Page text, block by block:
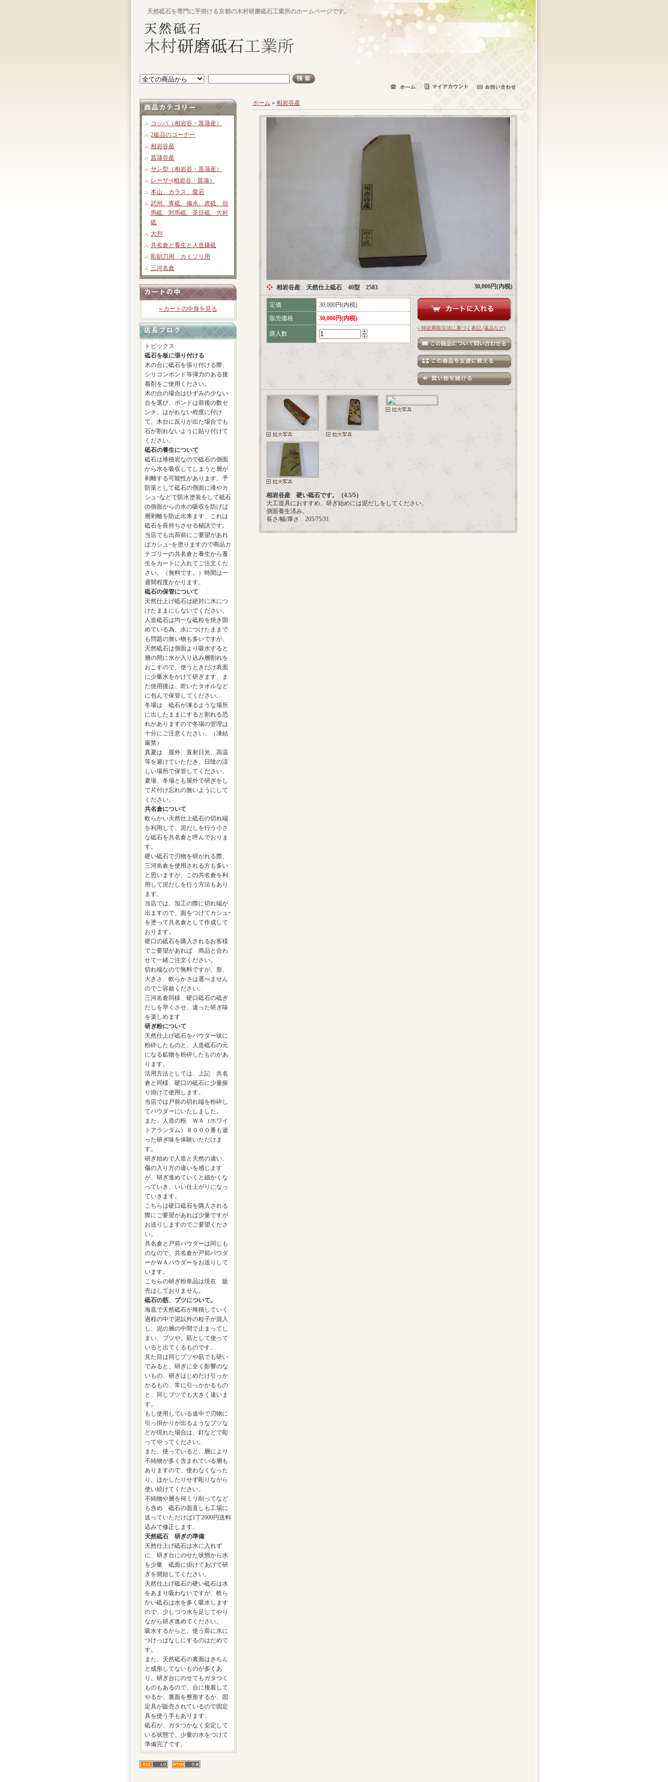
天然砥石を専門に手掛ける京都の木村研磨砥石工業所のホームページです。
コッパ（相岩谷・菖蒲産）
2級品のコーナー
相岩谷産
菖蒲谷産
サン型（相岩谷・菖蒲産）
レーザｰ(相岩谷・菖蒲）
本山、カラス、愛宕
武州、青砥、備水、虎砥、但
馬砥、対馬砥、茶目砥、大村
砥
大判
共名倉と養生と人造鎌砥
彫刻刀用 カミソリ用
三河名倉
» カートの中身を見る
トピックス
砥石を板に張り付ける
木の台に砥石を張り付ける際、
シリコンボンド等弾力のある接
着剤をご使用ください。
木の台の場合はひずみの少ない
台を選び、ボンドは前後の数セ
ンチ、はがれない程度に付け
て、木台に反りが出た場合でも
石が割れないように貼り付けて
ください。
砥石の養生について
砥石は堆積岩なので砥石の側面
から水を吸収してしまうと層が
剥離する可能性があります。予
防策として砥石の側面に漆やカ
シュｰなどで防水塗装をして砥石
の側面からの水の吸収を防げば
層剥離を防止出来ます、これは
砥石を長持ちさせる秘訣です。
当店でも出荷前にご要望があれ
ばカシュｰを塗りますので商品カ
テゴリーの共名倉と養生から養
生をカートに入れてご注文くだ
さい。（無料です。）時間は一
週間程度かかります。
砥石の保管について
天然仕上げ砥石は絶対に水につ
けたままにしないでください。
人造砥石は均一な砥粒を焼き固
めている為、水につけたままで
も問題の無い物も多いですが、
天然砥石は側面より吸水すると
層の間に水が入り込み層割れを
おこすので、使うときだけ表面
に少量水をかけて研ぎます、ま
た使用後は、乾いたタオルなど
に包んで保管してください。
冬場は 砥石が凍るような場所
に出したままにすると割れる恐
れがありますので冬場の管理は
十分にご注意ください。（凍結
厳禁）
真夏は 屋外、直射日光、高温
等を避けていただき、日陰の涼
しい場所で保管してください。
夏場、冬場とも屋外で研ぎをし
て片付け忘れの無いようにして
ください。
共名倉について
軟らかい天然仕上砥石の切れ端
を利用して、泥だしを行う小さ
な砥石を共名倉と呼んでおりま
す。
硬い砥石で刃物を研がれる際、
三河名倉を使用される方も多い
と思いますが、この共名倉を利
用して泥だしを行う方法もあり
ます。
当店では、加工の際に切れ端が
出ますので、面をつけてカシュｰ
を塗って共名倉として作成して
おります。
硬口の砥石を購入されるお客様
でご要望があれば 商品と合わ
せて一緒ご注文ください。
切れ端なので無料ですが、形、
大きさ、軟らかさは選べません
のでご容赦ください。
三河名倉同様、硬口砥石の砥ぎ
だしを早くさせ、違った研ぎ味
を楽しめます
研ぎ粉について
天然仕上げ砥石をパウダー状に
粉砕したものと、人造砥石の元
になる鉱物を粉砕したものがあ
ります。
活用方法としては、上記 共名
倉と同様、硬口の砥石に少量振
り掛けて使用します。
当店では戸前の切れ端を粉砕し
てパウダーにいたしました。
また、人造の粉 ＷＡ（ホワイ
トアランダム）８０００番も違
った研ぎ味を体験いただけま
す。
研ぎ始めで人造と天然の違い、
傷の入り方の違いを感じます
が、研ぎ進めていくと細かくな
っていき、いい仕上がりになっ
ていきます。
こちらは硬口砥石を購入される
際にご要望があれば少量ですが
お送りしますのでご要望くださ
い。
共名倉と戸前パウダーは同じも
のなので、共名倉か戸前パウダ
ーかＷＡパウダーをお送りして
います。
こちらの研ぎ粉単品は現在 販
売はしておりません。
砥石の筋、ブツについて。
海底で天然砥石が堆積していく
過程の中で泥以外の粒子が混入
し、泥の層の中間で止まってし
まい、ブツや、筋として使って
いると出てくるものです。
見た目は同じブツや筋でも研い
でみると、研ぎに全く影響のな
いもの、研ぎはじめだけ引っか
かるもの、常に引っかかるもの
と、同じブツでも大きく違いま
す。
もし使用している途中で刃物に
引っ掛かりが出るようなブツな
どが現れた場合は、釘などで彫
ってやってください。
また、使っていると、層により
不純物が多く含まれている層も
ありますので、使わなくなった
り、ほかしたりせず彫りながら
使い続けてください。
不純物や層を何ミリ削ってなど
も含め 砥石の面直しも工場に
送っていただけば1丁2000円送料
込みで修正します。
天然砥石 研ぎの準備
天然仕上げ砥石は水に入れず
に、研ぎ台にのせた状態から水
を少量 砥面に掛けてあげて研
ぎを開始してください。
天然仕上げ砥石の硬い砥石は水
をあまり吸わないですが、軟ら
かい砥石は水を多く吸水します
ので、少しづつ水を足してやり
ながら研ぎ進めてください。
吸水するからと、使う前に水に
つけっぱなしにするのはだめで
す。
また、天然砥石の裏面はきちん
と成形してないものが多くあ
り、研ぎ台にのせてもガタつく
ものもあるので、台に接着して
やるか、裏面を整形するか、固
定具が販売されているので固定
具を使う手もあります。
砥石が、ガタつかなく安定して
いる状態で、少量の水をつけて
準備完了です。
ホーム » 相岩谷産
相岩谷産 天然仕上砥石 40型 2583 30,000円(内税)
定価
30,000円(内税)
販売価格
30,000円(内税)
購入数
» 特定商取引法に基づく表記 (返品など)
相岩谷産 硬い砥石です。（4.5/5）
大工道具におすすめ、研ぎ始めには泥だしをしてください。
側面養生済み。
長さ/幅/厚さ 205/75/31